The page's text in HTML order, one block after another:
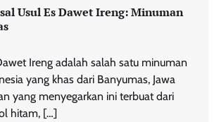
Usul Es Dawet Ireng: Minuman
Ireng adalah salah satu minuman
yang khas dari Banyumas, Jawa
yang menyegarkan ini terbuat dari
hitam, […]